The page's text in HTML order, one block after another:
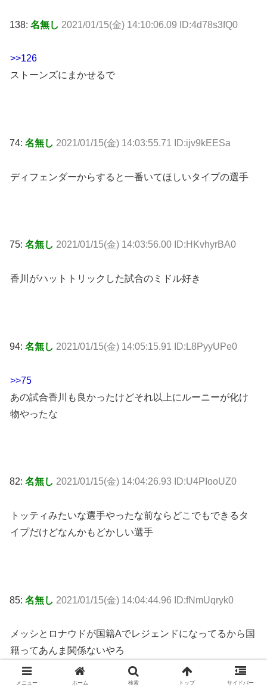
138: 名無し 2021/01/15(金) 14:10:06.09 ID:4d78s3fQ0
>>126
ストーンズにまかせるで
74: 名無し 2021/01/15(金) 14:03:55.71 ID:ijv9kEESa
ディフェンダーからすると一番いてほしいタイプの選手
75: 名無し 2021/01/15(金) 14:03:56.00 ID:HKvhyrBA0
香川がハットトリックした試合のミドル好き
94: 名無し 2021/01/15(金) 14:05:15.91 ID:L8PyyUPe0
>>75
あの試合香川も良かったけどそれ以上にルーニーが化け
物やったな
82: 名無し 2021/01/15(金) 14:04:26.93 ID:U4PIooUZ0
トッティみたいな選手やったな前ならどこでもできるタ
イプだけどなんかもどかしい選手
85: 名無し 2021/01/15(金) 14:04:44.96 ID:fNmUqryk0
メッシとロナウドが国籍Aでレジェンドになってるから国
籍ってあんま関係ないやろ
メニュー ホーム 検索 トップ サイドバー